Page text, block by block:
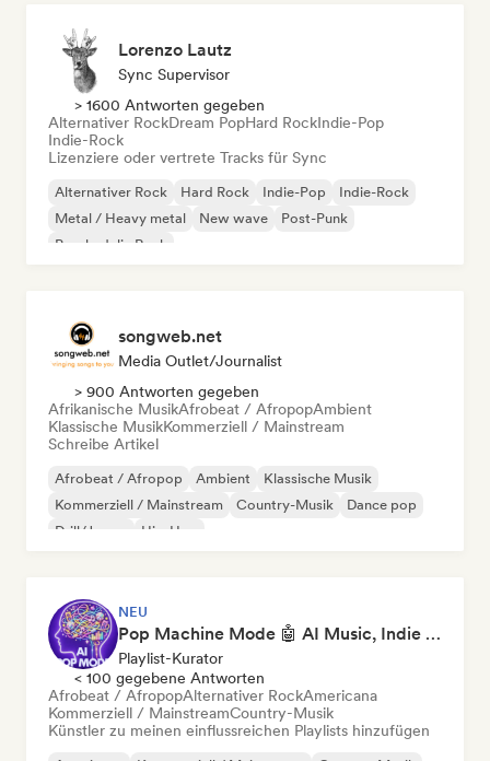
Lorenzo Lautz
Sync Supervisor
> 1600 Antworten gegeben
Alternativer RockDream PopHard RockIndie-Pop
Indie-Rock
Lizenziere oder vertrete Tracks für Sync
Alternativer Rock Hard Rock Indie-Pop
Indie-Rock
Metal / Heavy metal
New wave
Post-Punk
Psychedelic Rock
songweb.net
Media Outlet/Journalist
> 900 Antworten gegeben
Afrikanische MusikAfrobeat / AfropopAmbient
Klassische MusikKommerziell / Mainstream
Schreibe Artikel
Afrobeat / Afropop Ambient
Klassische Musik
Kommerziell / Mainstream
Country-Musik
Dance pop
Drill/Jersey
Hip-Hop
NEU
Pop Machine Mode 🤖 AI Music, Indie Pop & Dream Pop
Playlist-Kurator
< 100 gegebene Antworten
Afrobeat / AfropopAlternativer RockAmericana
Kommerziell / MainstreamCountry-Musik
Künstler zu meinen einflussreichen Playlists hinzufügen